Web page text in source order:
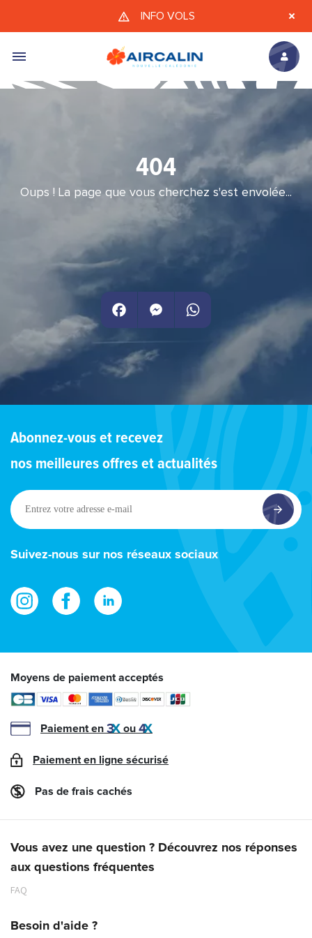
Aller au contenu principal
INFO VOLS
404
Oups ! La page que vous cherchez s'est envolée...
Facebook WhatsApp
Abonnez-vous et recevez
nos meilleures offres et actualités
Entrez
votre
adresse
e-
Suivez-nous sur nos réseaux sociaux
Moyens de paiement acceptés
Paiement en ou
Paiement en ligne sécurisé
Pas de frais cachés
Vous avez une question ? Découvrez nos réponses
aux questions fréquentes
FAQ
Besoin d'aide ?